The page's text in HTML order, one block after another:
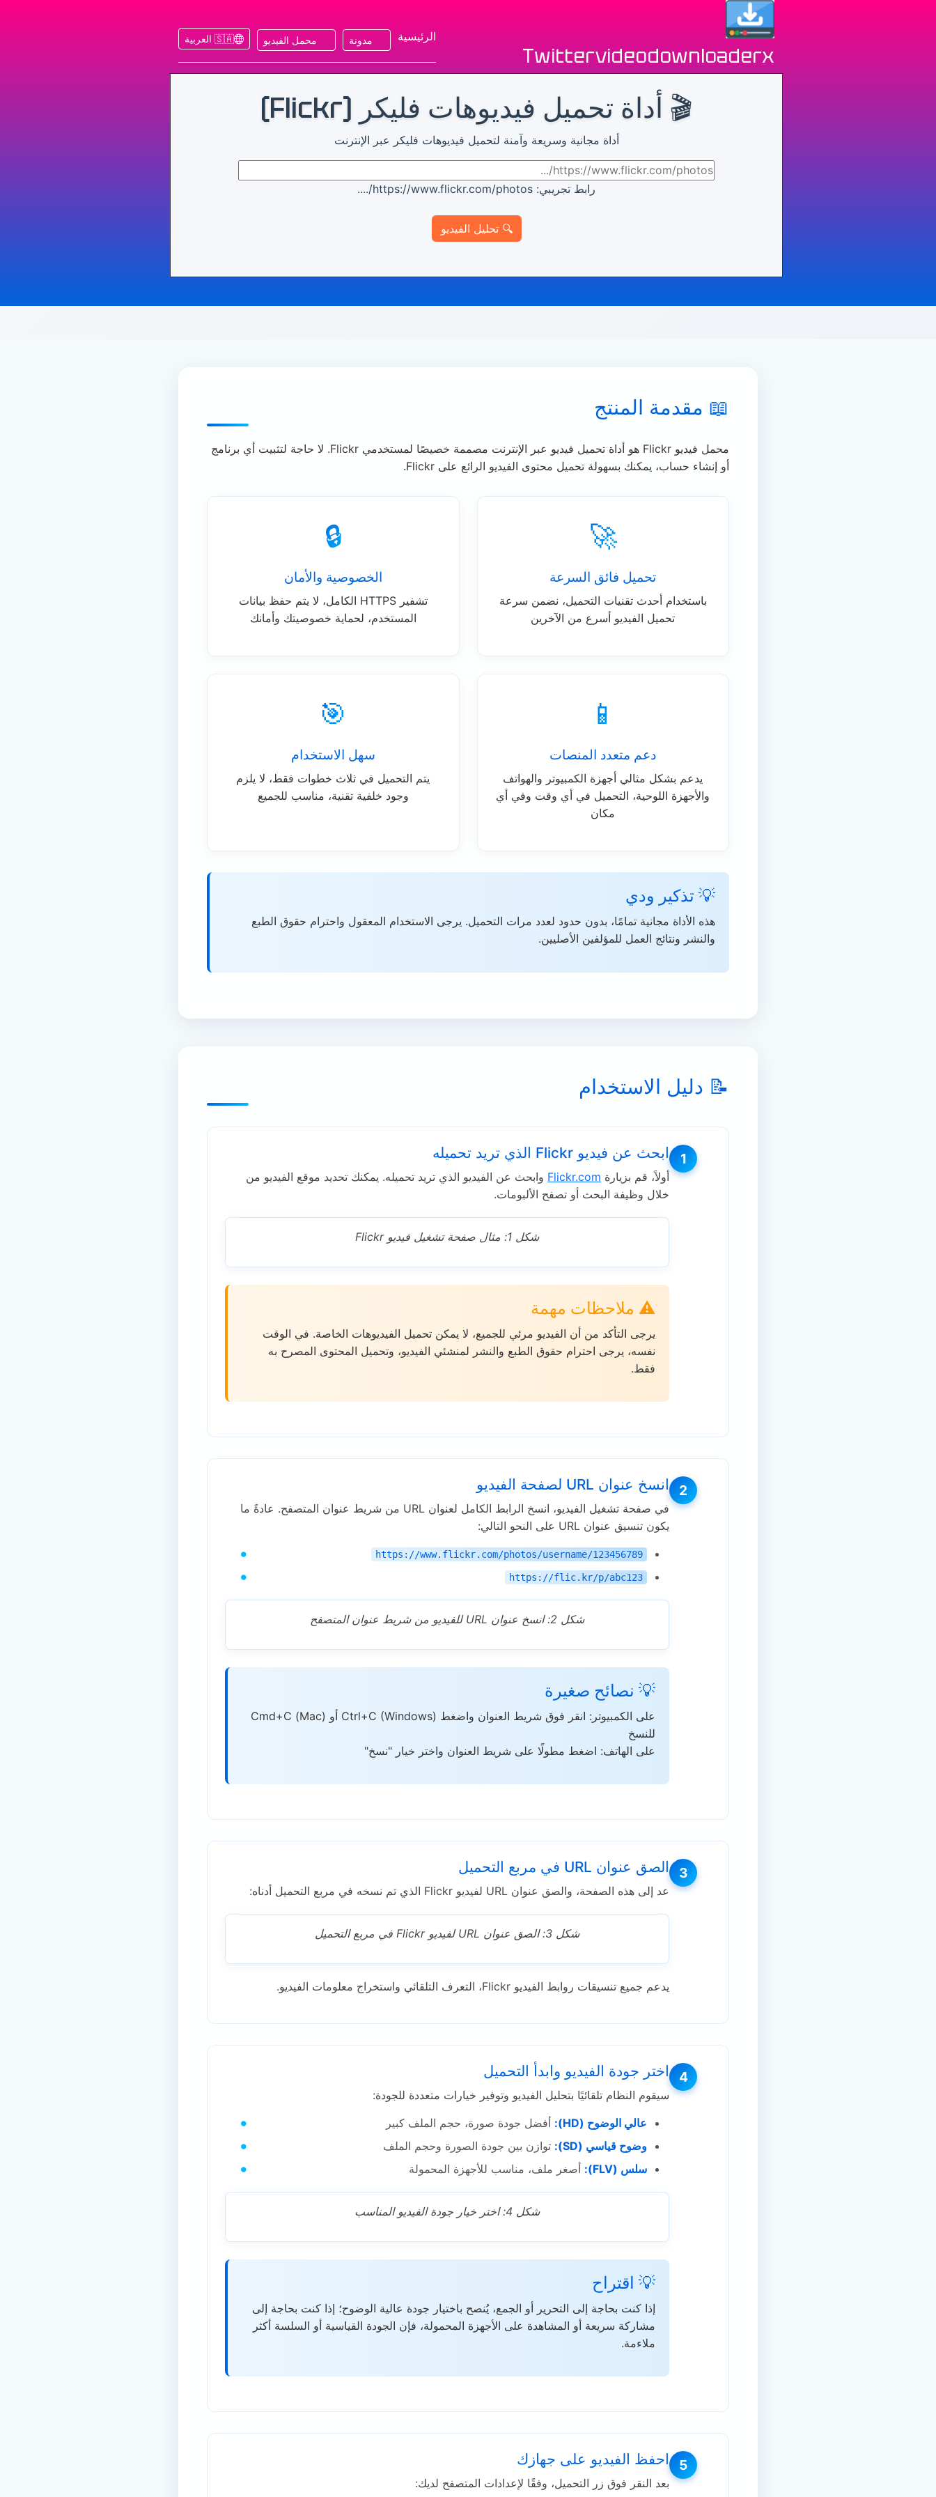
Twittervideodownloaderx
الرئيسية مدونة محمل الفيديو 🇸🇦 العربية
🎬 أداة تحميل فيديوهات فليكر (Flickr)
أداة مجانية وسريعة وآمنة لتحميل فيديوهات فليكر عبر الإنترنت
رابط تجريبي: https://www.flickr.com/photos/....
🔍 تحليل الفيديو
📖 مقدمة المنتج
محمل فيديو Flickr هو أداة تحميل فيديو عبر الإنترنت مصممة خصيصًا لمستخدمي Flickr. لا حاجة لتثبيت أي برنامج
أو إنشاء حساب، يمكنك بسهولة تحميل محتوى الفيديو الرائع على Flickr.
🚀
تحميل فائق السرعة
باستخدام أحدث تقنيات التحميل، نضمن سرعة
تحميل الفيديو أسرع من الآخرين
🔒
الخصوصية والأمان
تشفير HTTPS الكامل، لا يتم حفظ بيانات
المستخدم، لحماية خصوصيتك وأمانك
📱
دعم متعدد المنصات
يدعم بشكل مثالي أجهزة الكمبيوتر والهواتف
والأجهزة اللوحية، التحميل في أي وقت وفي أي
مكان
🎯
سهل الاستخدام
يتم التحميل في ثلاث خطوات فقط، لا يلزم
وجود خلفية تقنية، مناسب للجميع
💡 تذكير ودي
هذه الأداة مجانية تمامًا، بدون حدود لعدد مرات التحميل. يرجى الاستخدام المعقول واحترام حقوق الطبع
والنشر ونتائج العمل للمؤلفين الأصليين.
📝 دليل الاستخدام
1 ابحث عن فيديو Flickr الذي تريد تحميله
أولاً، قم بزيارة Flickr.com وابحث عن الفيديو الذي تريد تحميله. يمكنك تحديد موقع الفيديو من
خلال وظيفة البحث أو تصفح الألبومات.
شكل 1: مثال صفحة تشغيل فيديو Flickr
⚠️ ملاحظات مهمة
يرجى التأكد من أن الفيديو مرئي للجميع، لا يمكن تحميل الفيديوهات الخاصة. في الوقت
نفسه، يرجى احترام حقوق الطبع والنشر لمنشئي الفيديو، وتحميل المحتوى المصرح به
فقط.
2 انسخ عنوان URL لصفحة الفيديو
في صفحة تشغيل الفيديو، انسخ الرابط الكامل لعنوان URL من شريط عنوان المتصفح. عادةً ما
يكون تنسيق عنوان URL على النحو التالي:
https://www.flickr.com/photos/username/123456789
https://flic.kr/p/abc123
شكل 2: انسخ عنوان URL للفيديو من شريط عنوان المتصفح
💡 نصائح صغيرة
على الكمبيوتر: انقر فوق شريط العنوان واضغط Ctrl+C (Windows) أو Cmd+C (Mac)
للنسخ
على الهاتف: اضغط مطولًا على شريط العنوان واختر خيار "نسخ"
3 الصق عنوان URL في مربع التحميل
عد إلى هذه الصفحة، والصق عنوان URL لفيديو Flickr الذي تم نسخه في مربع التحميل أدناه:
شكل 3: الصق عنوان URL لفيديو Flickr في مربع التحميل
يدعم جميع تنسيقات روابط الفيديو Flickr، التعرف التلقائي واستخراج معلومات الفيديو.
4 اختر جودة الفيديو وابدأ التحميل
سيقوم النظام تلقائيًا بتحليل الفيديو وتوفير خيارات متعددة للجودة:
عالي الوضوح (HD):
أفضل جودة صورة، حجم الملف كبير
وضوح قياسي (SD):
توازن بين جودة الصورة وحجم الملف
سلس (FLV):
أصغر ملف، مناسب للأجهزة المحمولة
شكل 4: اختر خيار جودة الفيديو المناسب
💡 اقتراح
إذا كنت بحاجة إلى التحرير أو الجمع، يُنصح باختيار جودة عالية الوضوح؛ إذا كنت بحاجة إلى
مشاركة سريعة أو المشاهدة على الأجهزة المحمولة، فإن الجودة القياسية أو السلسة أكثر
ملاءمة.
5 احفظ الفيديو على جهازك
بعد النقر فوق زر التحميل، وفقًا لإعدادات المتصفح لديك: